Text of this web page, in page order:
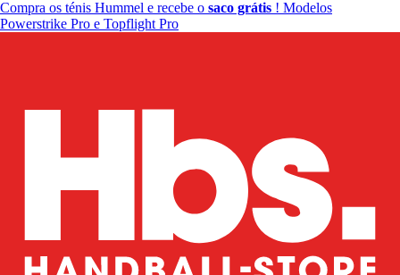
Compra os ténis Hummel e recebe o saco grátis ! Modelos
Powerstrike Pro e Topflight Pro